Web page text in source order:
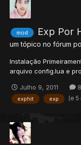
mod Exp Por
um tópico no fórum
Instalação
arquivo config.lua e
experienceStages
configurado no próprio
Julho 9, 2011
exphit exp (e 5